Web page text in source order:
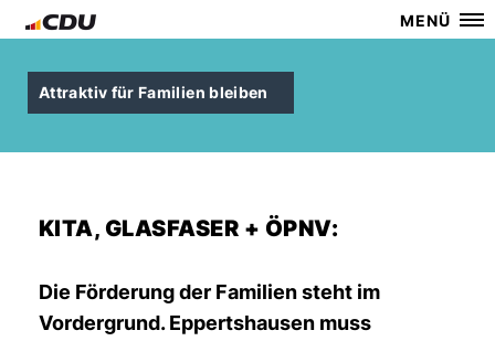
MENÜ
Attraktiv für Familien bleiben
KITA, GLASFASER + ÖPNV:
Die Förderung der Familien steht im
Vordergrund. Eppertshausen muss